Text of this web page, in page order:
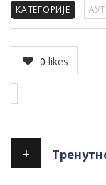
КАТЕГОРИЈЕ
0 likes
+